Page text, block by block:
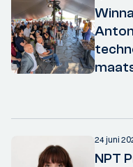
24 juni
NPT